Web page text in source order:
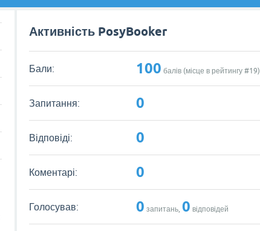
Активність PosyBooker
Бали: 100 балів (місце в рейтингу #19)
Запитання: 0
Відповіді: 0
Коментарі: 0
Голосував: 0 запитань,0 відповідей